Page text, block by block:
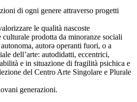
di ogni genere attraverso progetti
le qualità nascoste
culturale prodotta da minoranze sociali
autorə operanti fuori, o a
dell’arte: autodidatti, eccentrici,
e in situazione di fragilità psichica e
del Centro Arte Singolare e Plurale
generazioni.